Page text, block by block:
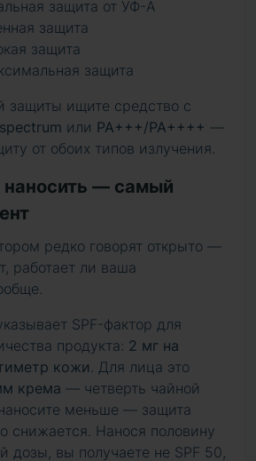
защита от УФ-А
защита
защита
защита
защиты ищите средство с
или PA+++/PA++++ —
от обоих типов излучения.
наносить — самый
редко говорят открыто —
работает ли ваша
SPF-фактор для
продукта: 2 мг на
кожи . Для лица это
крема — четверть чайной
меньше — защита
снижается. Нанося половину
дозы, вы получаете не SPF 50,